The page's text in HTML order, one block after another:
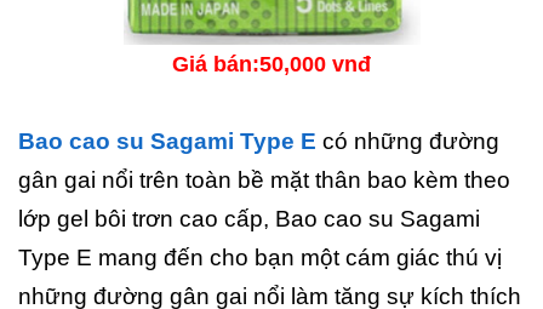
Giá bán:50,000 vnđ
Bao cao su Sagami Type E có những đường
gân gai nổi trên toàn bề mặt thân bao kèm theo
lớp gel bôi trơn cao cấp, Bao cao su Sagami
Type E mang đến cho bạn một cám giác thú vị
những đường gân gai nổi làm tăng sự kích thích